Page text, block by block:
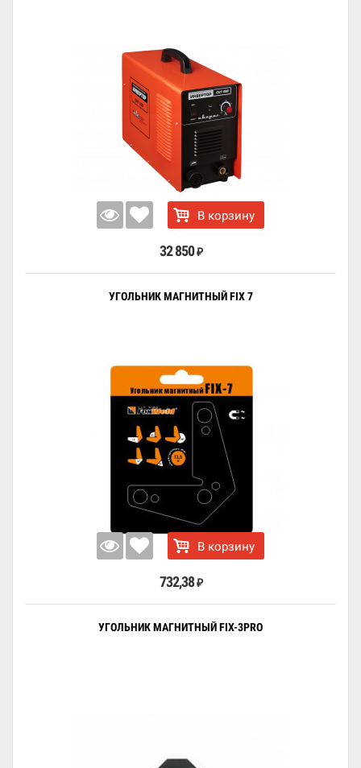
В корзину
32 850 ₽
УГОЛЬНИК МАГНИТНЫЙ FIX 7
В корзину
732,38 ₽
УГОЛЬНИК МАГНИТНЫЙ FIX-3PRO